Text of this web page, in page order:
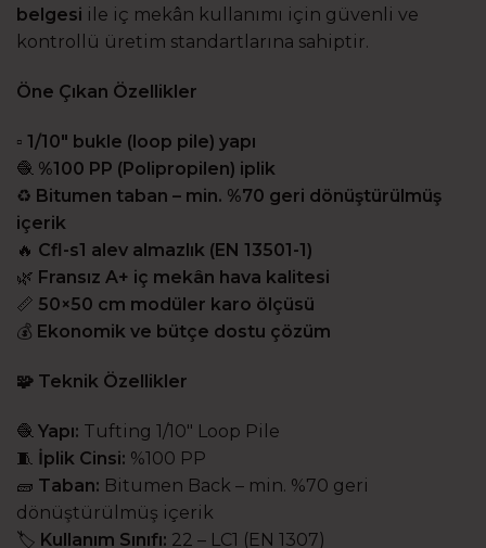
belgesi ile iç mekân kullanımı için güvenli ve
kontrollü üretim standartlarına sahiptir.
Öne Çıkan Özellikler
▫️ 1/10″ bukle (loop pile) yapı
🧶 %100 PP (Polipropilen) iplik
♻️ Bitumen taban – min. %70 geri dönüştürülmüş
içerik
🔥 Cfl-s1 alev almazlık (EN 13501-1)
🌿 Fransız A+ iç mekân hava kalitesi
📏 50×50 cm modüler karo ölçüsü
💰 Ekonomik ve bütçe dostu çözüm
🧩 Teknik Özellikler
🧶 Yapı: Tufting 1/10″ Loop Pile
🧵 İplik Cinsi: %100 PP
🧱 Taban: Bitumen Back – min. %70 geri
dönüştürülmüş içerik
🏷️ Kullanım Sınıfı: 22 – LC1 (EN 1307)